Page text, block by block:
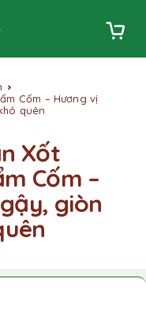
Cốm – Hương vị
quên
Xốt
Cốm –
giòn